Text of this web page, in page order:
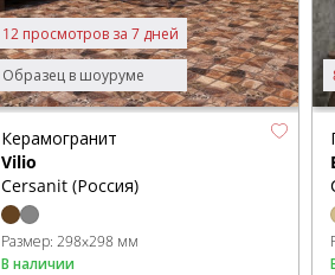
Образец в шоуруме
12 просмотров за 7 дней
Керамогранит
Vilio
Cersanit (Россия)
Размер: 298x298 мм
В наличии